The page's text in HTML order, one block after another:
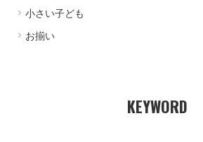
小さい子ども
お揃い
KEYWORD